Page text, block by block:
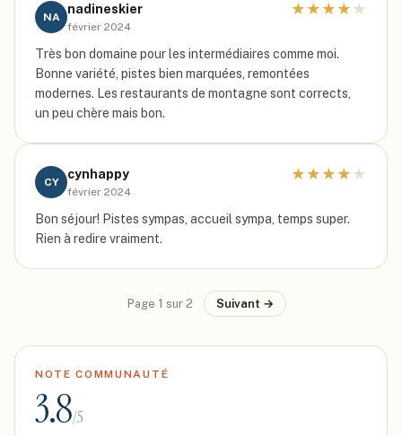
NA
nadineskier
février 2024
★ ★ ★ ★ ★
Très bon domaine pour les intermédiaires comme moi.
Bonne variété, pistes bien marquées, remontées
modernes. Les restaurants de montagne sont corrects,
un peu chère mais bon.
CY
cynhappy
février 2024
★ ★ ★ ★ ★
Bon séjour! Pistes sympas, accueil sympa, temps super.
Rien à redire vraiment.
Page 1 sur 2 Suivant →
NOTE COMMUNAUTÉ
3.8/5